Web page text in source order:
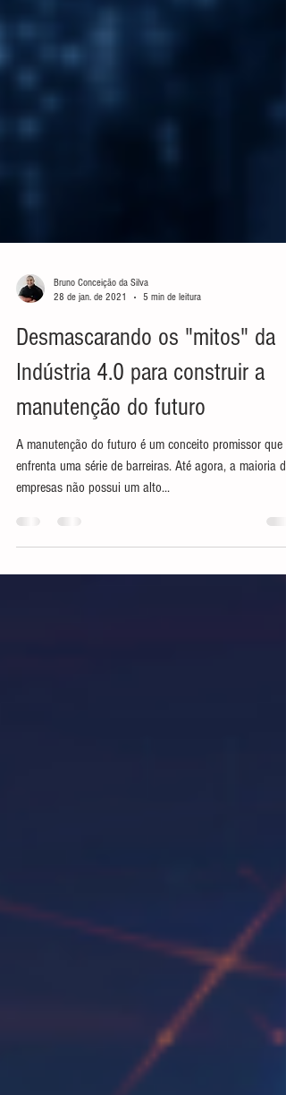
28 de jan. de 2021
5 min de leitura
Desmascarando os "mitos"​ da
Indústria 4.0 para construir a
manutenção do futuro
A manutenção do futuro é um conceito promissor que
empresas não possui um alto...